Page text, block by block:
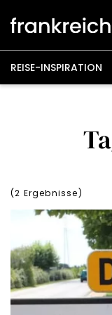
Inhalt
REISE-INSPIRATION
(2 Ergebnisse)